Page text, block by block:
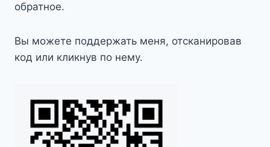
обратное.
Вы можете поддержать меня, отсканировав
код или кликнув по нему.